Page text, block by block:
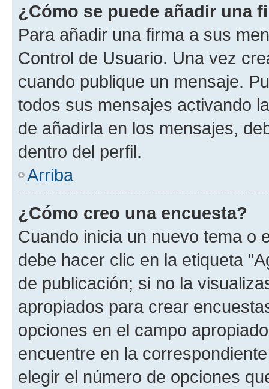
¿Cómo se puede añadir una
Para añadir una firma a sus
Control de Usuario. Una vez
cuando publique un mensaje.
todos sus mensajes activando
de añadirla en los mensajes,
dentro del perfil.
Arriba
¿Cómo creo una encuesta?
Cuando inicia un nuevo tema o
debe hacer clic en la etiqueta
de publicación; si no la
apropiados para crear
opciones en el campo
encuentre en la
elegir el número de opciones